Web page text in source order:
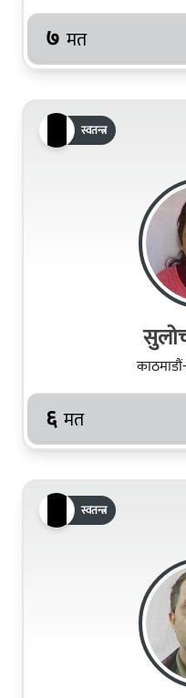
७ मत
स्वतन्त्र
६ मत
स्वतन्त्र